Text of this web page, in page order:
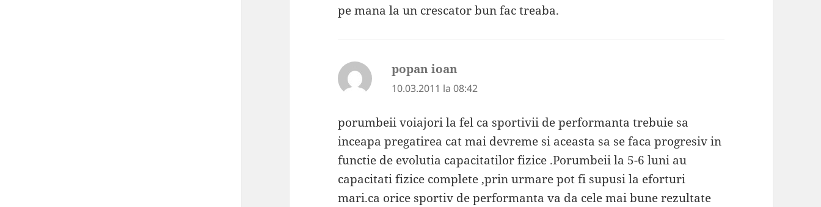
pe mana la un crescator bun fac treaba.
popan ioan
10.03.2011 la 08:42
porumbeii voiajori la fel ca sportivii de performanta trebuie sa
inceapa pregatirea cat mai devreme si aceasta sa se faca progresiv in
functie de evolutia capacitatilor fizice .Porumbeii la 5-6 luni au
capacitati fizice complete ,prin urmare pot fi supusi la eforturi
mari.ca orice sportiv de performanta va da cele mai bune rezultate